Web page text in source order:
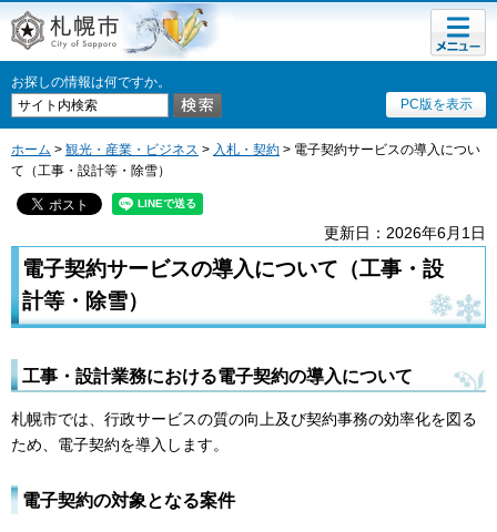
札幌市
お探しの情報は何ですか。
PC版を表示
メニュ
ー
ホーム > 観光・産業・ビジネス > 入札・契約 > 電子契約サービスの導入につい
て（工事・設計等・除雪）
更新日：2026年6月1日
電子契約サービスの導入について（工事・設
計等・除雪）
工事・設計業務における電子契約の導入について
札幌市では、行政サービスの質の向上及び契約事務の効率化を図る
ため、電子契約を導入します。
電子契約の対象となる案件